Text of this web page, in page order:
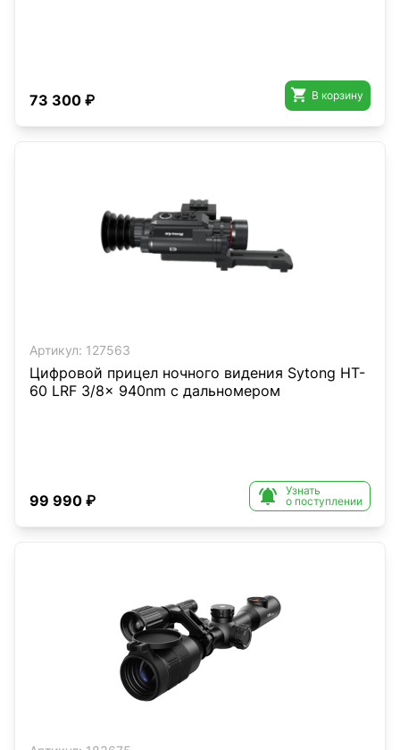
73 300 ₽  В корзину
Артикул: 127563
Цифровой прицел ночного видения Sytong HT-
60 LRF 3/8x 940nm с дальномером
99 990 ₽ 
Узнать
о поступлении